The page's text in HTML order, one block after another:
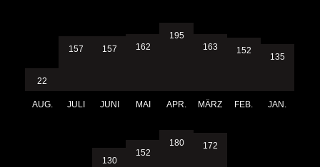
22
AUG.
157
JULI
157
JUNI
162
MAI
195
APR.
163
MÄRZ
152
FEB.
135
JAN.
130
152
180 172